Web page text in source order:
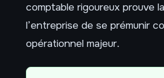
comptable rigoureux prouve
l’entreprise de se prémunir
opérationnel majeur.